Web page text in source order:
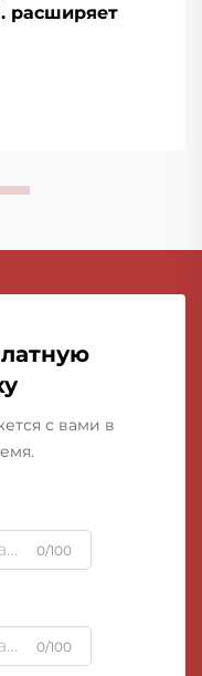
расширяет
с вами в
0/100
0/100